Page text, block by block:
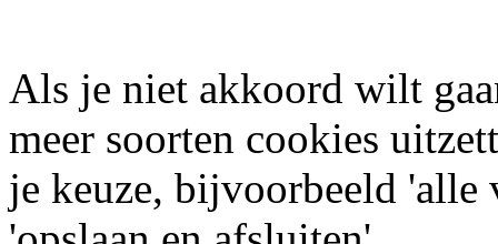
Als je niet akkoord wilt
meer soorten cookies
je keuze, bijvoorbeeld